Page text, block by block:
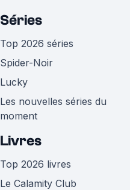
Séries
Top 2026 séries
Spider-Noir
Lucky
Les nouvelles séries du
moment
Livres
Top 2026 livres
Le Calamity Club